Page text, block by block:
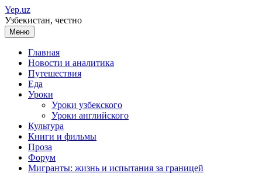
Перейти
к
содержимому
Yep.uz
Узбекистан, честно
Меню
Главная
Новости и аналитика
Путешествия
Еда
Уроки
Уроки узбекского
Уроки английского
Культура
Книги и фильмы
Проза
Форум
Мигранты: жизнь и испытания за границей